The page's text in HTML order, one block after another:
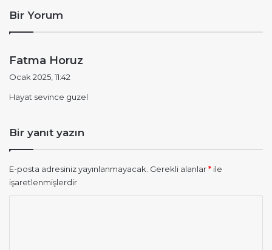
Bir Yorum
Fatma Horuz
i
Ocak 2025, 11:42
Hayat sevince guzel
Bir yanıt yazın
E-posta adresiniz yayınlanmayacak. Gerekli alanlar* ile
işaretlenmişlerdir